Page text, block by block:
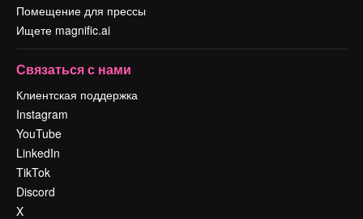
Помещение для прессы
Ищете magnific.ai
Связаться с нами
Клиентская поддержка
Instagram
YouTube
LinkedIn
TikTok
Discord
X